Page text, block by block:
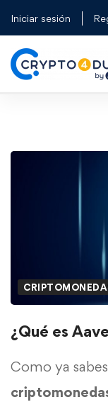
Iniciar sesión
¿Qué es
Como ya